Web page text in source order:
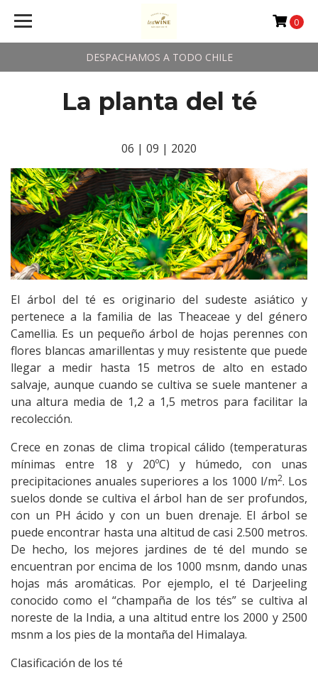
DESPACHAMOS A TODO CHILE
0
La planta del té
06 | 09 | 2020
El árbol del té es originario del sudeste asiático y
pertenece a la familia de las Theaceae y del género
Camellia. Es un pequeño árbol de hojas perennes con
flores blancas amarillentas y muy resistente que puede
llegar a medir hasta 15 metros de alto en estado
salvaje, aunque cuando se cultiva se suele mantener a
una altura media de 1,2 a 1,5 metros para facilitar la
recolección.
Crece en zonas de clima tropical cálido (temperaturas
mínimas entre 18 y 20ºC) y húmedo, con unas
precipitaciones anuales superiores a los 1000 l/m2. Los
suelos donde se cultiva el árbol han de ser profundos,
con un PH ácido y con un buen drenaje. El árbol se
puede encontrar hasta una altitud de casi 2.500 metros.
De hecho, los mejores jardines de té del mundo se
encuentran por encima de los 1000 msnm, dando unas
hojas más aromáticas. Por ejemplo, el té Darjeeling
conocido como el “champaña de los tés” se cultiva al
noreste de la India, a una altitud entre los 2000 y 2500
msnm a los pies de la montaña del Himalaya.
Clasificación de los té